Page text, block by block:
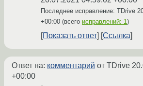
Последнее исправление: TDrive
+00:00 (всего исправлений: 1)
Показать ответ Ссылка
Ответ на: комментарий от TDrive
+00:00